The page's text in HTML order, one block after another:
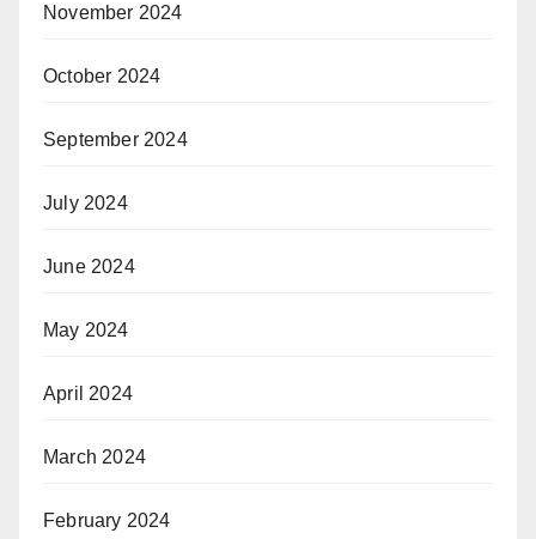
November 2024
October 2024
September 2024
July 2024
June 2024
May 2024
April 2024
March 2024
February 2024